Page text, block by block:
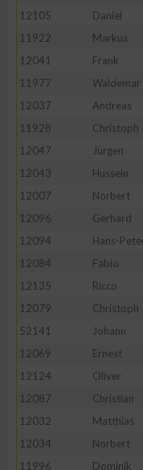
12105
Daniel
11922
Markus
12041
Frank
11977
Waldemar
12037
Andreas
11928
Christoph
12047
Jürgen
12043
Hussein
12007
Norbert
12096
Gerhard
12094
Hans-
12084
Fabio
12135
Ricco
12079
Christoph
52141
Johann
12069
Ernest
12124
Oliver
12087
Christian
12032
Matthias
12034
Norbert
11996
Dominik
Verwendung
Verwendung genauer
Geräte anhand von
Notwendig
Performance
Werbung